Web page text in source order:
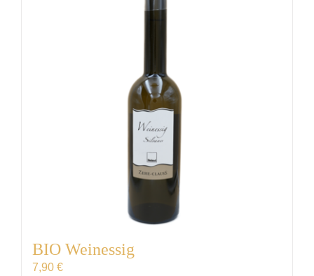
VERANSTALTUNGEN
KONTAKT | ÖFFNUNGSZEITEN
SHOP
BIO Weinessig
7,90 €